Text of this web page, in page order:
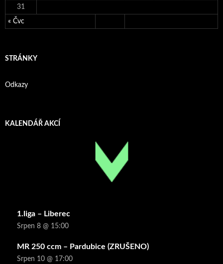
« Čvc
31
STRÁNKY
Odkazy
KALENDÁŘ AKCÍ
1.liga – Liberec
Srpen 8 @ 15:00
MR 250 ccm – Pardubice (ZRUŠENO)
Srpen 10 @ 17:00